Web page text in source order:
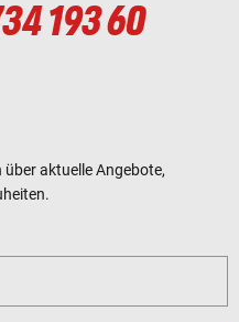
193 60
aktuelle Angebote,